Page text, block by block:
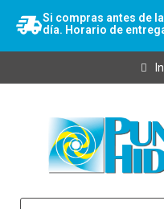
Si compras antes de
día. Horario de